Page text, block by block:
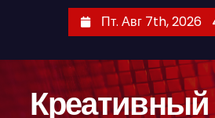
Пт. Авг 7th, 2026